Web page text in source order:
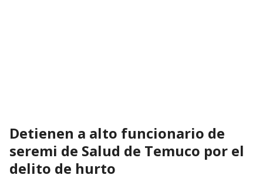
Detienen a alto funcionario de
seremi de Salud de Temuco por el
delito de hurto